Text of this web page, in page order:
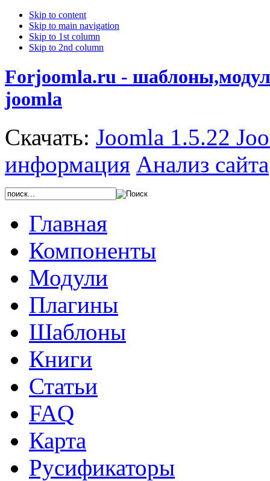
Skip to content
Skip to main navigation
Skip to 1st column
Skip to 2nd column
Forjoomla.ru -
joomla
Скачать: Joomla 1.5.22
информация Анализ сайта
Главная
Компоненты
Модули
Плагины
Шаблоны
Книги
Статьи
FAQ
Карта
Русификаторы